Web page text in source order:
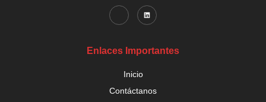
Enlaces Importantes
Inicio
Contáctanos